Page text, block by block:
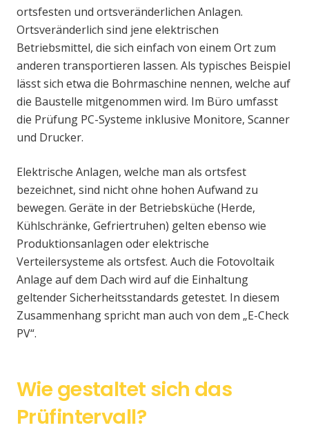
ortsfesten und ortsveränderlichen Anlagen.
Ortsveränderlich sind jene elektrischen
Betriebsmittel, die sich einfach von einem Ort zum
anderen transportieren lassen. Als typisches Beispiel
lässt sich etwa die Bohrmaschine nennen, welche auf
die Baustelle mitgenommen wird. Im Büro umfasst
die Prüfung PC-Systeme inklusive Monitore, Scanner
und Drucker.
Elektrische Anlagen, welche man als ortsfest
bezeichnet, sind nicht ohne hohen Aufwand zu
bewegen. Geräte in der Betriebsküche (Herde,
Kühlschränke, Gefriertruhen) gelten ebenso wie
Produktionsanlagen oder elektrische
Verteilersysteme als ortsfest. Auch die Fotovoltaik
Anlage auf dem Dach wird auf die Einhaltung
geltender Sicherheitsstandards getestet. In diesem
Zusammenhang spricht man auch von dem „E-Check
PV“.
Wie gestaltet sich das
Prüfintervall?